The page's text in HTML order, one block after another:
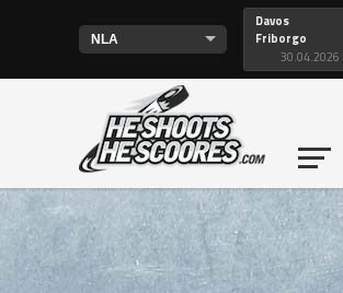
Davos
Friborgo
30.04.2026